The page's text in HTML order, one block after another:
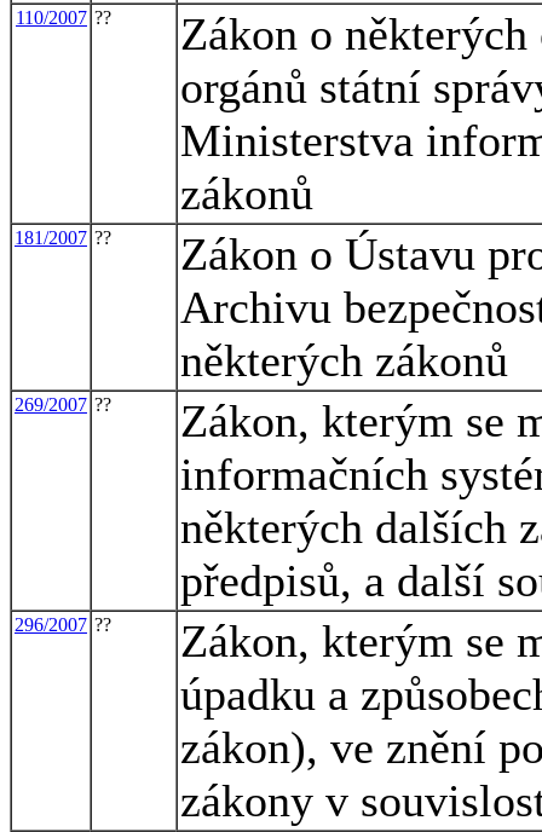
110/2007 ??
Zákon o
orgánů státní
Ministerstva
zákonů
181/2007 ??
Zákon o Ústavu
Archivu
některých zákonů
269/2007 ??
Zákon, kterým se
informačních
některých dalších
předpisů, a další
296/2007 ??
Zákon, kterým se
úpadku a
zákon), ve znění
zákony v